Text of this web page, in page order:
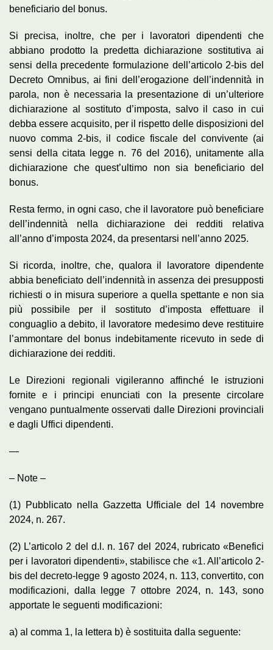
beneficiario del bonus.
Si precisa, inoltre, che per i lavoratori dipendenti che
abbiano prodotto la predetta dichiarazione sostitutiva ai
sensi della precedente formulazione dell’articolo 2-bis del
Decreto Omnibus, ai fini dell’erogazione dell’indennità in
parola, non è necessaria la presentazione di un’ulteriore
dichiarazione al sostituto d’imposta, salvo il caso in cui
debba essere acquisito, per il rispetto delle disposizioni del
nuovo comma 2-bis, il codice fiscale del convivente (ai
sensi della citata legge n. 76 del 2016), unitamente alla
dichiarazione che quest’ultimo non sia beneficiario del
bonus.
Resta fermo, in ogni caso, che il lavoratore può beneficiare
dell’indennità nella dichiarazione dei redditi relativa
all’anno d’imposta 2024, da presentarsi nell’anno 2025.
Si ricorda, inoltre, che, qualora il lavoratore dipendente
abbia beneficiato dell’indennità in assenza dei presupposti
richiesti o in misura superiore a quella spettante e non sia
più possibile per il sostituto d’imposta effettuare il
conguaglio a debito, il lavoratore medesimo deve restituire
l’ammontare del bonus indebitamente ricevuto in sede di
dichiarazione dei redditi.
Le Direzioni regionali vigileranno affinché le istruzioni
fornite e i principi enunciati con la presente circolare
vengano puntualmente osservati dalle Direzioni provinciali
e dagli Uffici dipendenti.
—
– Note –
(1) Pubblicato nella Gazzetta Ufficiale del 14 novembre
2024, n. 267.
(2) L’articolo 2 del d.l. n. 167 del 2024, rubricato «Benefici
per i lavoratori dipendenti», stabilisce che «1. All’articolo 2-
bis del decreto-legge 9 agosto 2024, n. 113, convertito, con
modificazioni, dalla legge 7 ottobre 2024, n. 143, sono
apportate le seguenti modificazioni:
a) al comma 1, la lettera b) è sostituita dalla seguente: